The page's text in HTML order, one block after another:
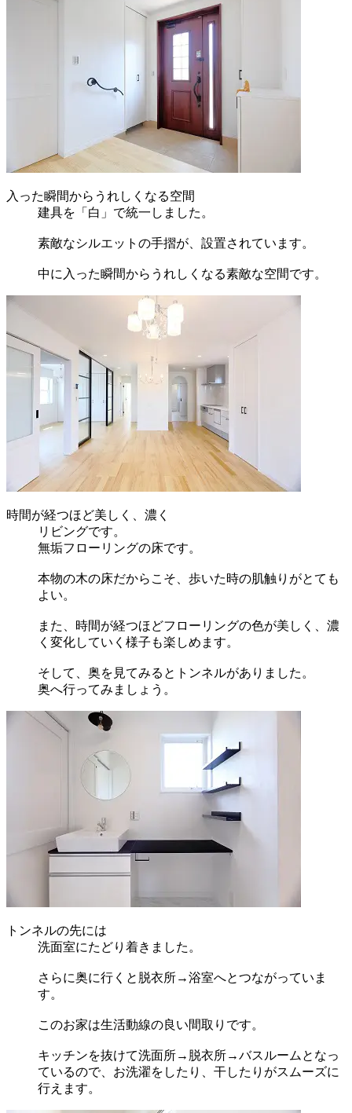
入った瞬間からうれしくなる空間
建具を「白」で統一しました。
素敵なシルエットの手摺が、設置されています。
中に入った瞬間からうれしくなる素敵な空間です。
時間が経つほど美しく、濃く
リビングです。
無垢フローリングの床です。
本物の木の床だからこそ、歩いた時の肌触りがとても
よい。
また、時間が経つほどフローリングの色が美しく、濃
く変化していく様子も楽しめます。
そして、奥を見てみるとトンネルがありました。
奥へ行ってみましょう。
トンネルの先には
洗面室にたどり着きました。
さらに奥に行くと脱衣所→浴室へとつながっていま
す。
このお家は生活動線の良い間取りです。
キッチンを抜けて洗面所→脱衣所→バスルームとなっ
ているので、お洗濯をしたり、干したりがスムーズに
行えます。